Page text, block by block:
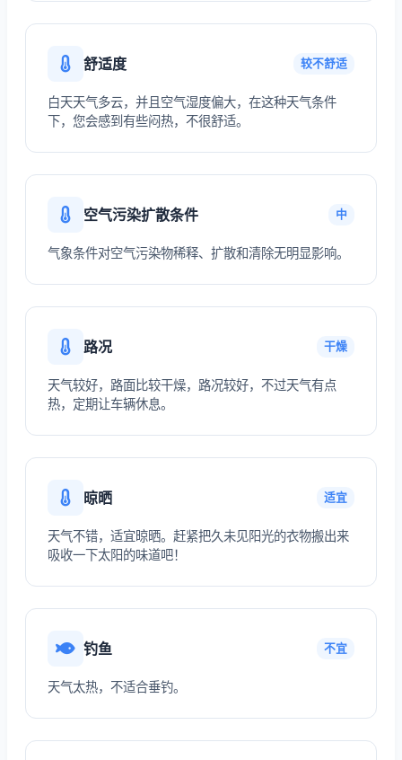
舒适度 较不舒适
白天天气多云，并且空气湿度偏大，在这种天气条件
下，您会感到有些闷热，不很舒适。
空气污染扩散条件 中
气象条件对空气污染物稀释、扩散和清除无明显影响。
路况 干燥
天气较好，路面比较干燥，路况较好，不过天气有点
热，定期让车辆休息。
晾晒 适宜
天气不错，适宜晾晒。赶紧把久未见阳光的衣物搬出来
吸收一下太阳的味道吧！
钓鱼 不宜
天气太热，不适合垂钓。